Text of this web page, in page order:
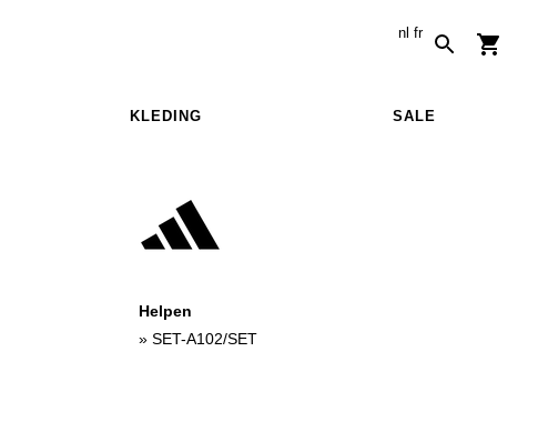
nl fr
KLEDING SALE
Helpen
» SET-A102/SET